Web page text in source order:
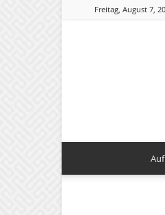
Freitag, August 7,